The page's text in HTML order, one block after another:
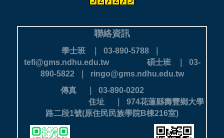
聯絡資訊
學士班 ｜ 03-890-5788 ｜
tefi@gms.ndhu.edu.tw 碩士班 ｜ 03-
890-5822 ｜ ringo@gms.ndhu.edu.tw
傳真 ｜ 03-890-0202
住址 ｜ 974花蓮縣壽豐鄉大學
路二段1號(原住民民族學院B棟216室)